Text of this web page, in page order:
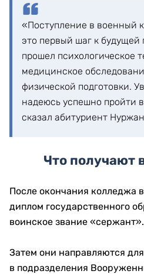
«Поступление в военный
это первый шаг к будущей
прошел психологическое
медицинское
физической подготовки.
надеюсь успешно пройти
сказал абитуриент
Что получают
После окончания колледжа
диплом государственного
воинское звание «сержант».
Затем они направляются
в подразделения